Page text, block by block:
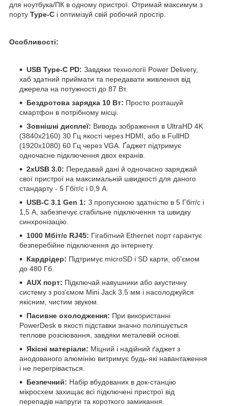
для ноутбука/ПК в одному пристрої. Отримай максимум з
порту Type-C і оптимізуй свій робочий простір.
Особливості:
USB Type-C PD: Завдяки технології Power Delivery,
хаб здатний приймати та передавати живлення від
джерела на потужності до 87 Вт.
Бездротова зарядка 10 Вт: Просто розташуй
смартфон в потрібному місці.
Зовнішні дисплеї: Виводь зображення в UltraHD 4K
(3840x2160) 30 Гц якості через HDMI, або в FullHD
(1920x1080) 60 Гц через VGA. Ґаджет підтримує
одночасне підключення двох екранів.
2xUSB 3.0: Передавай дані й одночасно заряджай
свої пристрої на максимальній швидкості для даного
стандарту - 5 Гбіт/с і 0,9 А.
USB-C 3.1 Gen 1: З пропускною здатністю в 5 Гбіт/с і
1,5 А, забезпечує стабільне підключення та швидку
синхронізацію.
1000 Мбіт/с RJ45: Гігабітний Ethernet порт гарантує
безперебійне підключення до інтернету.
Кардрідер: Підтримує microSD і SD карти, об'ємом
до 480 Гб.
AUX порт: Підключай навушники або акустичну
систему з роз'ємом Mini Jack 3.5 мм і насолоджуйся
якісним, чистим звуком.
Пасивне охолодження: При використанні
PowerDesk в якості підставки значно поліпшується
теплове розсіювання, завдяки металевій основі.
Якісні матеріали: Міцний і надійний ґаджет з
анодованого алюмінію витримує будь-які навантаження
і не перегрівається.
Безпечний: Набір вбудованих в док-станцію
мікросхем захищає всі підключені пристрої від
перепадів напруги та короткого замикання.